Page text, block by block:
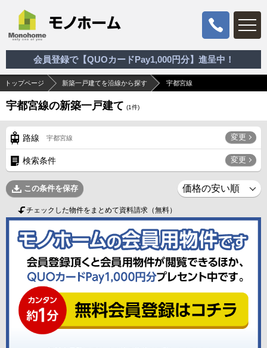
会員登録で【QUOカードPay1,000円分】進呈中！
トップページ 新築一戸建てを沿線から探す 宇都宮線
宇都宮線の新築一戸建て (1件)
路線 宇都宮線 変更
検索条件 変更
この条件を保存
チェックした物件をまとめて資料請求（無料）